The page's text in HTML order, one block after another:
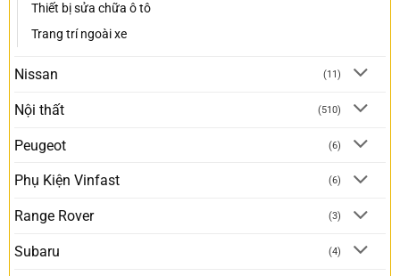
Thiết bị sửa chữa ô tô
Trang trí ngoài xe
Nissan (11)
Nội thất (510)
Peugeot (6)
Phụ Kiện Vinfast (6)
Range Rover (3)
Subaru (4)